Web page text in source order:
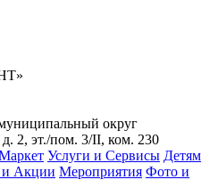
округ
2, эт./пом. 3/II, ком. 230
Услуги и Сервисы Детям
и Акции Мероприятия Фото и